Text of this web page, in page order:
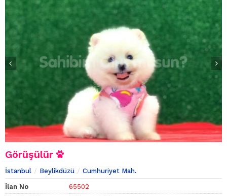
Görüşülür
İstanbul Beylikdüzü Cumhuriyet Mah.
İlan No
65502